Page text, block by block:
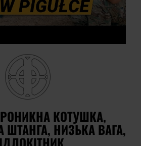
КОТУШКА,
ШТАНГА, НИЗЬКА ВАГА,